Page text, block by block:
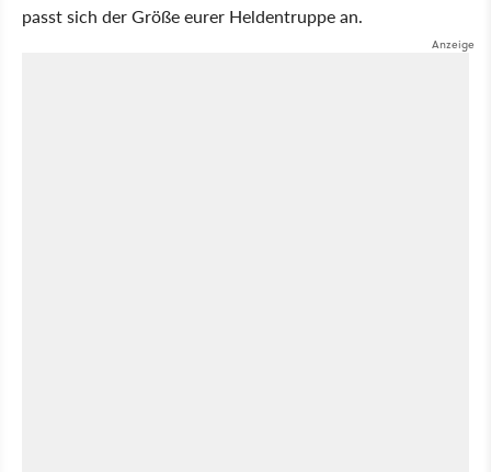
passt sich der Größe eurer Heldentruppe an.